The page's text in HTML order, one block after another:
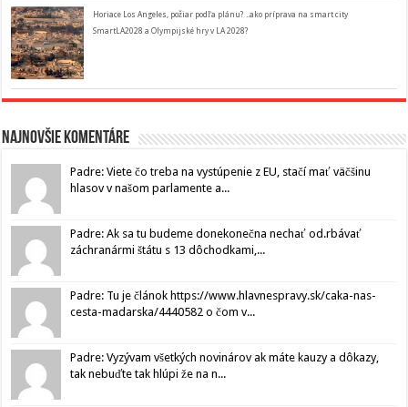
Horiace Los Angeles, požiar podľa plánu? ..ako príprava na smart city
SmartLA2028 a Olympijské hry v LA 2028?
Najnovšie komentáre
Padre: Viete čo treba na vystúpenie z EU, stačí mať väčšinu
hlasov v našom parlamente a...
Padre: Ak sa tu budeme donekonečna nechať od.rbávať
záchranármi štátu s 13 dôchodkami,...
Padre: Tu je článok https://www.hlavnespravy.sk/caka-nas-
cesta-madarska/4440582 o čom v...
Padre: Vyzývam všetkých novinárov ak máte kauzy a dôkazy,
tak nebuďte tak hlúpi že na n...